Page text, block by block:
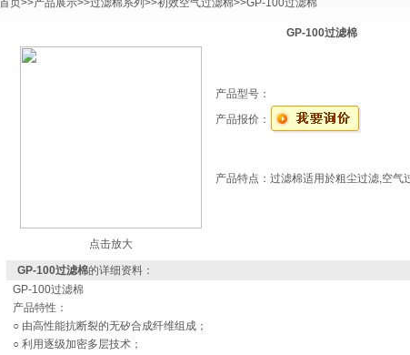
首页>>产品展示>>过滤棉系列 >>初效空气过滤棉>>GP-100过滤棉
GP-100过滤棉
点击放大
产品型号：
产品报价：
产品特点： 过滤棉适用於粗尘过滤,空气
GP-100过滤棉的详细资料：
GP-100过滤棉
产品特性：
○ 由高性能抗断裂的无矽合成纤维组成；
○ 利用逐级加密多层技术；